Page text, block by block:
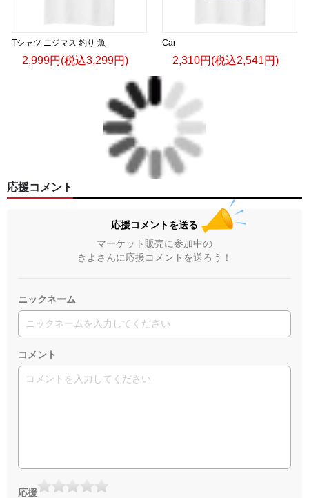
Tシャツ ニジマス 釣り 魚
2,999円(税込3,299円)
Car
2,310円(税込2,541円)
応援コメント
応援コメントを送る
マーケット販売に参加中の
きよさんに応援コメントを送ろう！
ニックネーム
コメント
応援